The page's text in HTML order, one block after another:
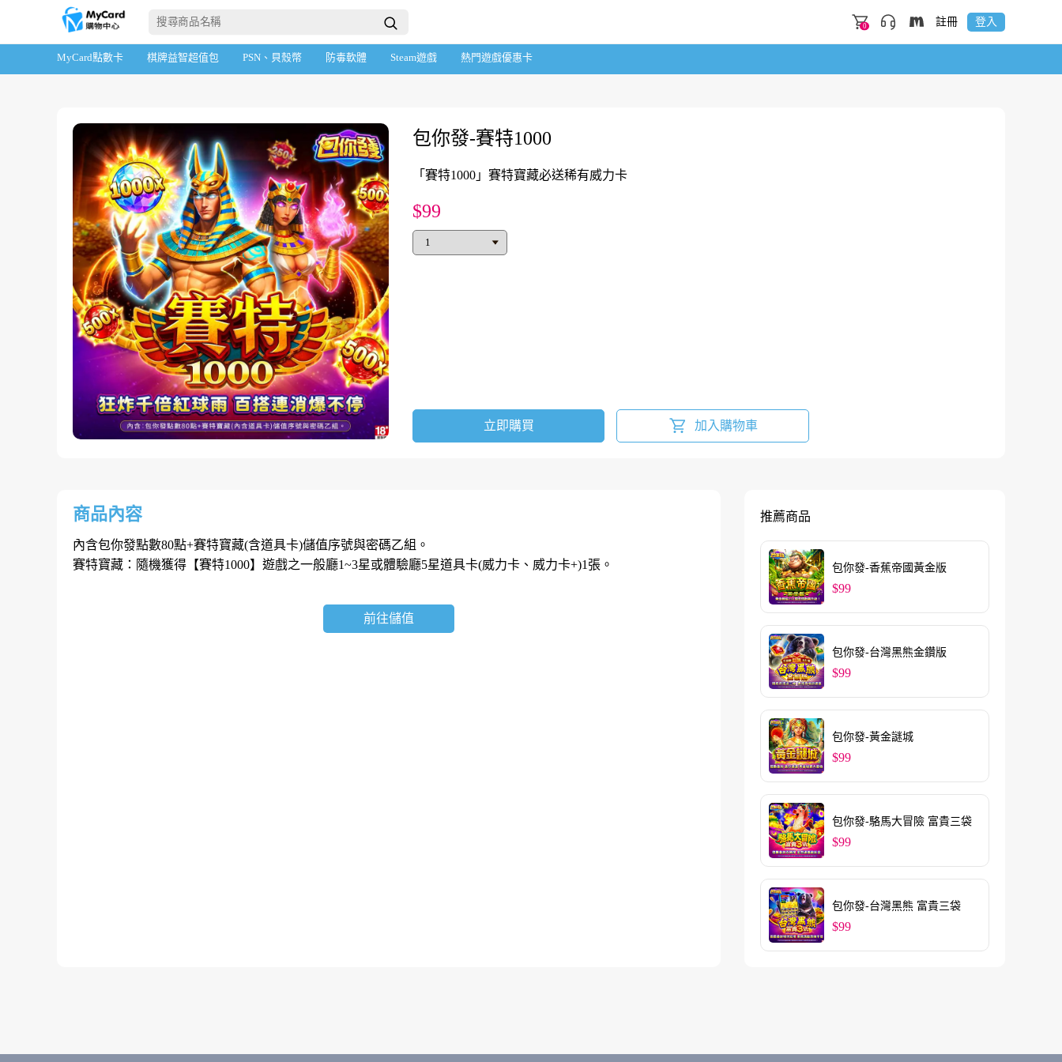
0 註冊 登入
MyCard點數卡 棋牌益智超值包 PSN、貝殼幣 防毒軟體 Steam遊戲 熱門遊戲優惠卡
首頁 棋牌益智超值包 包你發
包你發-賽特1000
「賽特1000」賽特寶藏必送稀有威力卡
$99
立即購買 加入購物車
商品內容
內含包你發點數80點+賽特寶藏(含道具卡)儲值序號與密碼乙組。
賽特寶藏：隨機獲得【賽特1000】遊戲之一般廳1~3星或體驗廳5星道具卡(威力卡、威力卡+)1張。
前往儲值
推薦商品
包你發-香蕉帝國黃金版
$99
包你發-台灣黑熊金鑽版
$99
包你發-黃金謎城
$99
包你發-駱馬大冒險 富貴三袋
$99
包你發-台灣黑熊 富貴三袋
$99